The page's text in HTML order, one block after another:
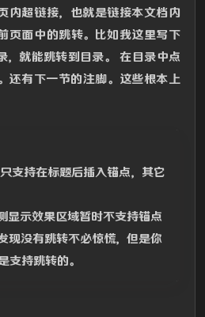
内超链接，也就是链接本文档内
页面中的跳转。比如我这里写下
，就能跳转到目录。 在目录中点
还有下一节的注脚。这些根本上
持在标题后插入锚点，其它
示效果区域暂时不支持锚点
现没有跳转不必惊慌，但是你
支持跳转的。